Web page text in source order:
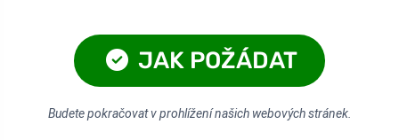
JAK POŽÁDAT
Budete pokračovat v prohlížení našich webových stránek.